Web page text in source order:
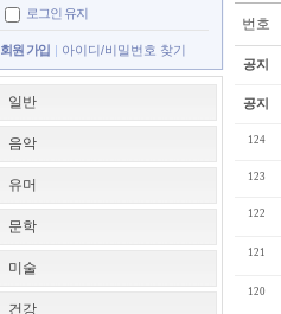
로그인 유지
회원 가입 아이디/비밀번호 찾기
일반
음악
유머
문학
미술
건강
번호
공지
공지
124
123
122
121
120